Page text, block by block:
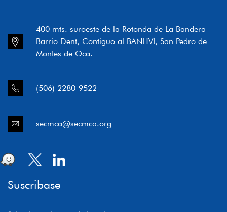
400 mts. suroeste de la Rotonda de La Bandera
Barrio Dent, Contiguo al BANHVI, San Pedro de
Montes de Oca.
(506) 2280-9522
secmca@secmca.org
Suscribase